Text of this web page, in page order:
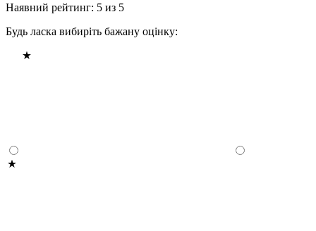
Наявний рейтинг: 5 из 5
Будь ласка вибиріть бажану оцінку: